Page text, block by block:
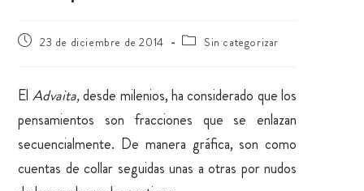
23 de diciembre de 2014 Sin categorizar
El Advaita,desde milenios, ha considerado que los
pensamientos son fracciones que se enlazan
secuencialmente. De manera gráfica, son como
cuentas de collar seguidas unas a otras por nudos